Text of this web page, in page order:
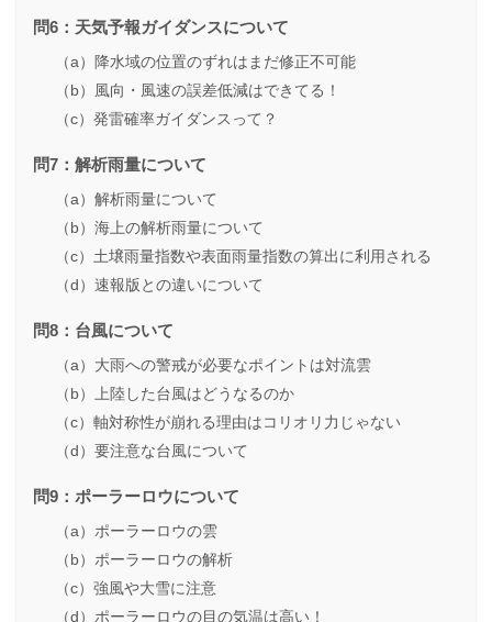
問6：天気予報ガイダンスについて
（a）降水域の位置のずれはまだ修正不可能
（b）風向・風速の誤差低減はできてる！
（c）発雷確率ガイダンスって？
問7：解析雨量について
（a）解析雨量について
（b）海上の解析雨量について
（c）土壌雨量指数や表面雨量指数の算出に利用される
（d）速報版との違いについて
問8：台風について
（a）大雨への警戒が必要なポイントは対流雲
（b）上陸した台風はどうなるのか
（c）軸対称性が崩れる理由はコリオリ力じゃない
（d）要注意な台風について
問9：ポーラーロウについて
（a）ポーラーロウの雲
（b）ポーラーロウの解析
（c）強風や大雪に注意
（d）ポーラーロウの目の気温は高い！